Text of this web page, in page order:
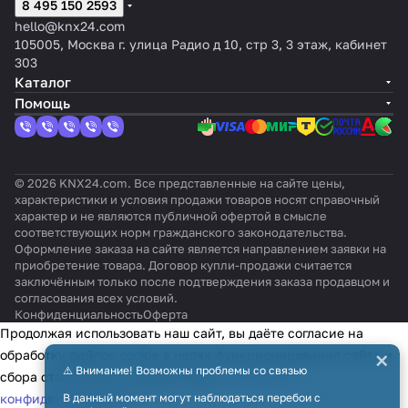
8 495 150 2593
hello@knx24.com
105005, Москва г. улица Радио д 10, стр 3, 3 этаж, кабинет
303
Каталог
Помощь
© 2026 KNX24.com. Все представленные на сайте цены,
характеристики и условия продажи товаров носят справочный
характер и не являются публичной офертой в смысле
соответствующих норм гражданского законодательства.
Оформление заказа на сайте является направлением заявки на
приобретение товара. Договор купли-продажи считается
заключённым только после подтверждения заказа продавцом и
согласования всех условий.
КонфиденциальностьОферта
⚠️ Внимание! Возможны проблемы со связью
В данный момент могут наблюдаться перебои с
×
Продолжая использовать наш сайт, вы даёте согласие на
обработку файлов cookie в целях функционирования сайта и
сбора статистики в соответствии сполитикой
конфиденциальности